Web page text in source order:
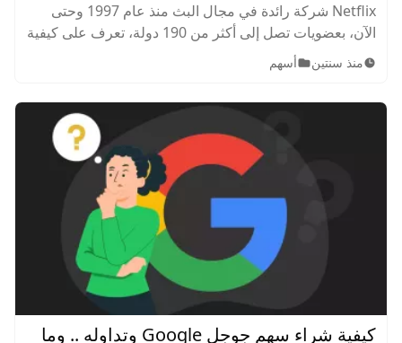
Netflix شركة رائدة في مجال البث منذ عام 1997 وحتى
الآن، بعضويات تصل إلى أكثر من 190 دولة، تعرف على كيفية
الاستثمار فيها وتدول أسهم NFLX.
منذ سنتين أسهم
كيفية شراء سهم جوجل Google وتداوله .. وما